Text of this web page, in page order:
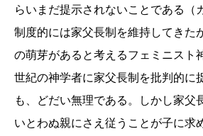
らいまだ提示されないことである（
制度的には家父長制を維持してきた
の萌芽があると考えるフェミニスト
世紀の神学者に家父長制を批判的に
も、どだい無理である。しかし家父
いとわぬ親にさえ従うことが子に求